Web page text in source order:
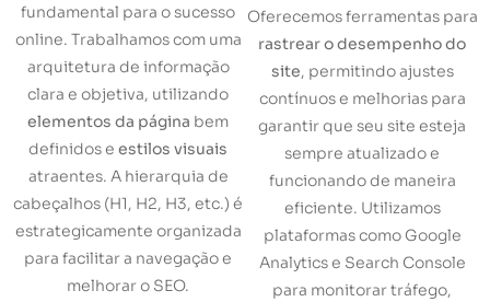
fundamental para o sucesso
online. Trabalhamos com uma
arquitetura de informação
clara e objetiva, utilizando
elementos da página bem
definidos e estilos visuais
atraentes. A hierarquia de
cabeçalhos (H1, H2, H3, etc.) é
estrategicamente organizada
para facilitar a navegação e
melhorar o SEO.
Oferecemos ferramentas para
rastrear o desempenho do
site, permitindo ajustes
contínuos e melhorias para
garantir que seu site esteja
sempre atualizado e
funcionando de maneira
eficiente. Utilizamos
plataformas como Google
Analytics e Search Console
para monitorar tráfego,